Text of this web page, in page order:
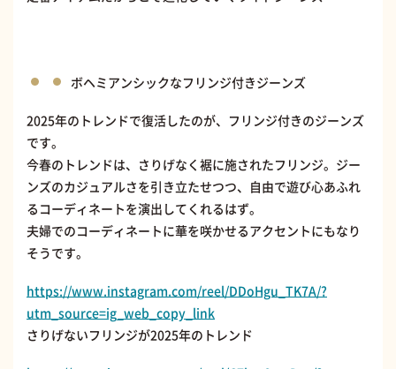
ボヘミアンシックなフリンジ付きジーンズ
2025年のトレンドで復活したのが、フリンジ付きのジーンズ
です。
今春のトレンドは、さりげなく裾に施されたフリンジ。ジー
ンズのカジュアルさを引き立たせつつ、自由で遊び心あふれ
るコーディネートを演出してくれるはず。
夫婦でのコーディネートに華を咲かせるアクセントにもなり
そうです。
https://www.instagram.com/reel/DDoHgu_TK7A/?
utm_source=ig_web_copy_link
さりげないフリンジが2025年のトレンド